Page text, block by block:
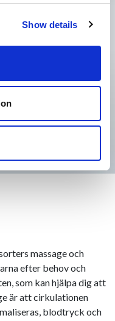
Show details
massage och
efter behov och
som kan hjälpa dig att
är att cirkulationen
blodtryck och